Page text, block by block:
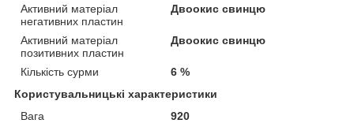
Активний матеріал
негативних пластин
Двоокис свинцю
Активний матеріал
позитивних пластин
Двоокис свинцю
Кількість сурми
6 %
Користувальницькі характеристики
Вага
920